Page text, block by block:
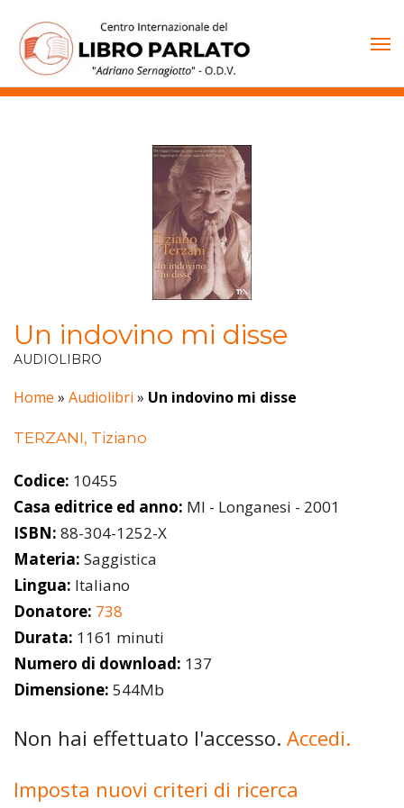
contenuto
Un indovino mi disse
AUDIOLIBRO
Home » Audiolibri » Un indovino mi disse
TERZANI, Tiziano
Codice: 10455
Casa editrice ed anno: MI - Longanesi - 2001
ISBN: 88-304-1252-X
Materia: Saggistica
Lingua: Italiano
Donatore: 738
Durata: 1161 minuti
Numero di download: 137
Dimensione: 544Mb
Non hai effettuato l'accesso. Accedi.
Imposta nuovi criteri di ricerca